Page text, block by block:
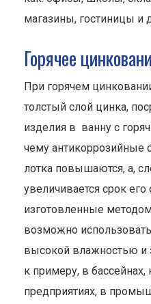
магазины, гостиницы и
Горячее
При горячем
толстый слой цинка,
изделия в ванну с
чему антикоррозийные
лотка повышаются, а,
увеличивается срок
изготовленные
возможно
высокой влажностью и
к примеру, в бассейнах,
предприятиях, в